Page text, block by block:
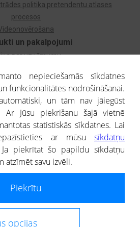
un pakalpojumi
par uzņēmumu
Dzimtas koks
atlase
Monitorings
par ārvalstu uzņēmumiem
politika pretendentu atlases
procesos
ir uzziņas raksturs, un tai nav
aizsardzības tiesiskā regulējuma, kā arī
nepieciešamās sīkdatnes
funkcionalitātes nodrošināšanai.
un tām nav jāiegūst
Ar Jūsu piekrišanu šajā vietnē
statistiskās sīkdatnes. Lai
ar mūsu sīkdatņu
piekrītat šo papildu sīkdatņu
atzīmēt savu izvēli.
Piekrītu
opcijas